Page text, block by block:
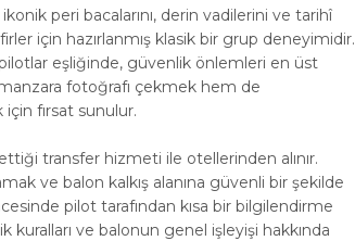
peri bacalarını, derin vadilerini ve tarihî
için hazırlanmış klasik bir grup deneyimidir.
eşliğinde, güvenlik önlemleri en üst
fotoğrafı çekmek hem de
fırsat sunulur.
transfer hizmeti ile otellerinden alınır.
ve balon kalkış alanına güvenli bir şekilde
pilot tarafından kısa bir bilgilendirme
kuralları ve balonun genel işleyişi hakkında